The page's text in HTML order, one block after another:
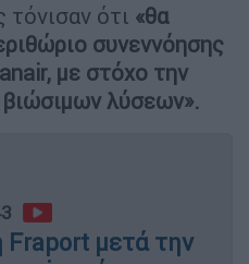
ότι «θα
συνεννόησης
με στόχο την
βιώσιμων λύσεων».
Fraport μετά την